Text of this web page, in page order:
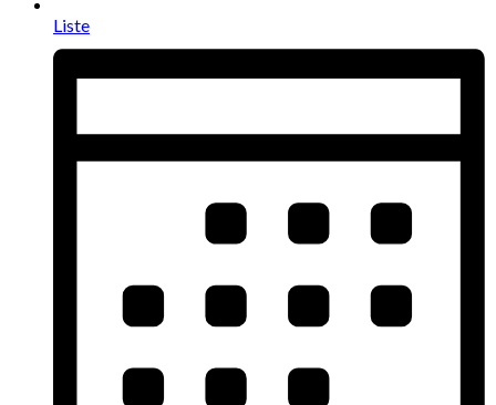
Liste